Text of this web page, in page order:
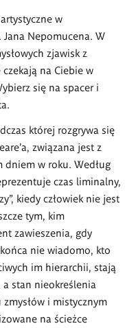
w
Nepomucena. W
zjawisk z
na Ciebie w
się na spacer i
której rozgrywa się
związana jest z
dniem w roku. Według
czas liminalny,
kiedy człowiek nie jest
tym, kim
zawieszenia, gdy
nie wiadomo, kto
im hierarchii, stają
stan nieokreślenia
i mistycznym
na ścieżce